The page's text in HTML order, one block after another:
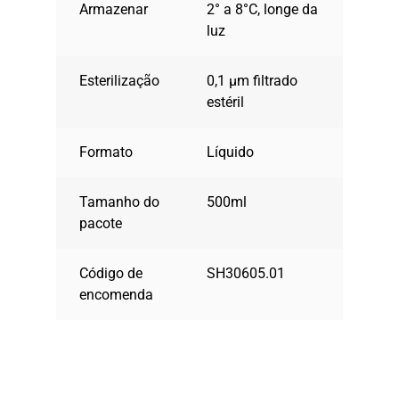
Armazenar
2° a 8°C, longe da
luz
Esterilização
0,1 µm filtrado
estéril
Formato Líquido
Tamanho do
pacote
500ml
Código de
encomenda
SH30605.01